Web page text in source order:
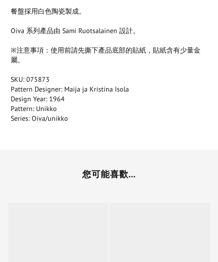
餐盤採用白色陶瓷製成。
Oiva 系列產品由 Sami Ruotsalainen 設計。
※注意事項：使用前請先撕下產品底部的貼紙，貼紙含有少量金
屬。
SKU: 075873
Pattern Designer: Maija ja Kristina Isola
Design Year: 1964
Pattern: Unikko
Series: Oiva/unikko
您可能喜歡...